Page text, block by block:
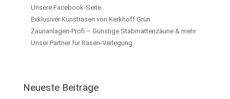
Unsere Facebook-Seite
Exklusiver Kunstrasen von Kerkhoff Grün
Zaunanlagen-Profi – Günstige Stabmattenzäune & mehr
Unser Partner für Rasen-Verlegung
Neueste Beiträge